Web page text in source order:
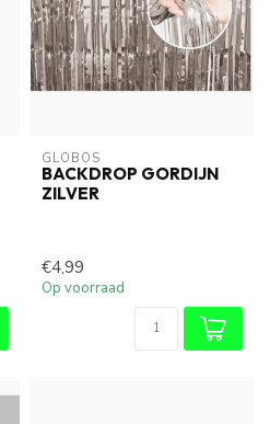
GLOBOS
BACKDROP GORDIJN
ZILVER
€4,99
Op voorraad